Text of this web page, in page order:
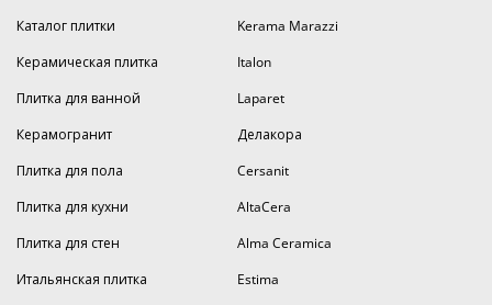
Каталог плитки
Керамическая плитка
Плитка для ванной
Керамогранит
Плитка для пола
Плитка для кухни
Плитка для стен
Итальянская плитка
Kerama Marazzi
Italon
Laparet
Делакора
Cersanit
AltaCera
Alma Ceramica
Estima